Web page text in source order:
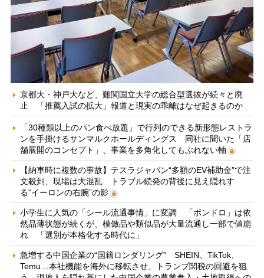
京都大・神戸大など、難関国立大学の総合型選抜が続々と廃
止 「推薦入試の拡大」報道と現実の乖離はなぜ起きるのか
「30種類以上のパン食べ放題」で行列のできる新形態レストラ
ンを手掛けるサンマルクホールディングス 同社に聞いた「店
舗展開のコンセプト」、事業を多角化してもぶれない軸
【納車時に複数の事故】テスラジャパン“多額のEV補助金”で注
文殺到、現場は大混乱 トラブル続発の背後に見え隠れす
る“イーロンの右腕”の影
小学生に人気の「シール流通事情」に変調 「ボンドロ」は依
然品薄状態が続くが、模倣品や類似品が大量流通し一部で値崩
れ 「選別が本格化する時代に」
急増する中国企業の“国籍ロンダリング” SHEIN、TikTok、
Temu…本社機能を海外に移転させ、トランプ関税の回避を狙